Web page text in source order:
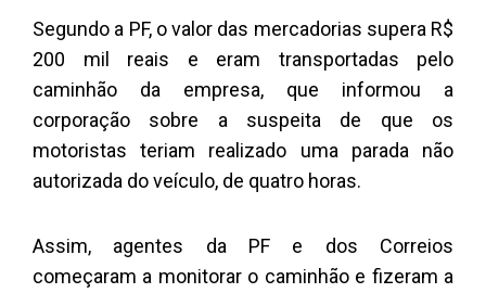
Segundo a PF, o valor das mercadorias supera R$
200 mil reais e eram transportadas pelo
caminhão da empresa, que informou a
corporação sobre a suspeita de que os
motoristas teriam realizado uma parada não
autorizada do veículo, de quatro horas.
Assim, agentes da PF e dos Correios
começaram a monitorar o caminhão e fizeram a